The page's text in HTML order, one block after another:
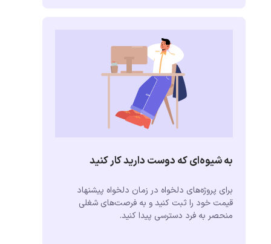
به شیوه‌ای که دوست دارید کار کنید
برای پروژه‌های دلخواه در زمان دلخواه پیشنهاد
قیمت خود را ثبت کنید و به فرصت‌های شغلی
منحصر به فرد دسترسی پیدا کنید.